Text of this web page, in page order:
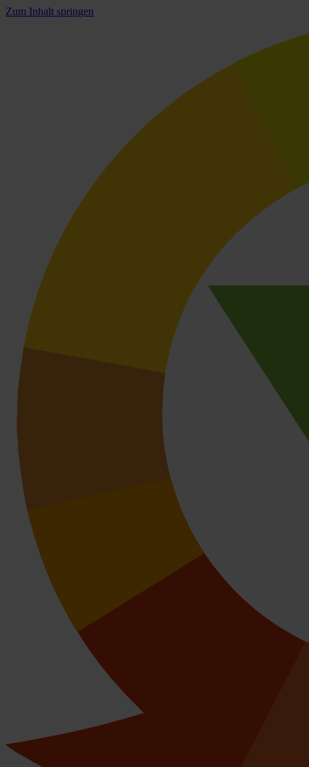
Zum Inhalt springen